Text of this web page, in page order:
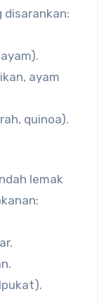
disarankan:
ayam
quinoa).
lemak